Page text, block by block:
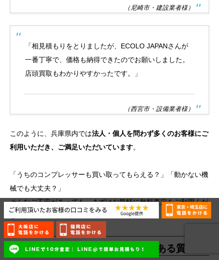
（尼崎市・建設業者様）
「相見積もりをとりましたが、ECOLO JAPANさんが
一番丁寧で、価格も納得できたのでお願いしました。
店頭買取もわかりやすかったです。」
（西宮市・設備業者様）
このように、兵庫県内では法人・個人を問わず多くのお客様にご
利用いただき、ご満足いただいています。
「うちのコンプレッサーも買い取ってもらえる？」「動かない機
械でも大丈夫？」
そんなご不安があっても、まずはお気軽に無料査定をご利用くだ
さい。
兵庫でコンプレッサー買取のよくある質問